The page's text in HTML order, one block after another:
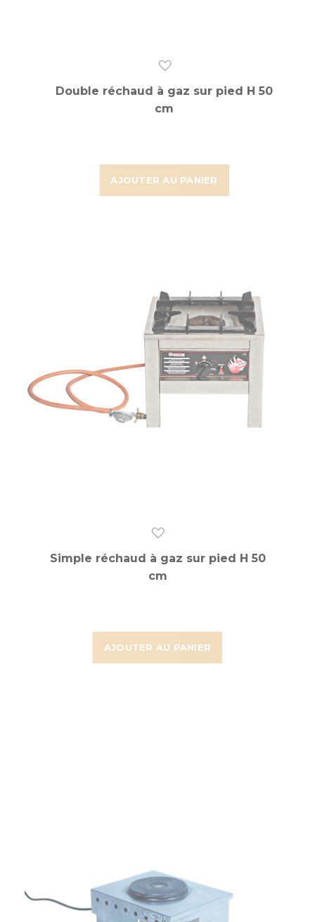
AJOUTER AU PANIER
Double réchaud à gaz sur pied H 50
cm
AJOUTER AU PANIER
Simple réchaud à gaz sur pied H 50
cm